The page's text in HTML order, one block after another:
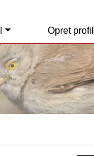
Opret profil